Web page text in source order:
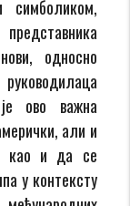
симболиком,
односно
ово важна
али и
као и да се
у контексту